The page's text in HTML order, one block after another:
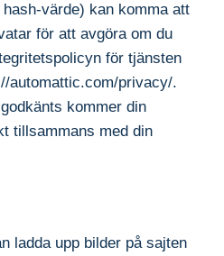
värde) kan komma att
för att avgöra om du
för tjänsten
automattic.com/privacy/.
kommer din
tillsammans med din
ladda upp bilder på sajten